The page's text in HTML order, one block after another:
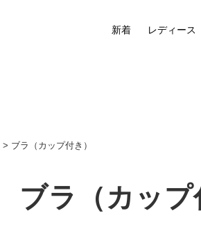
新着 レディース
> ブラ（カップ付き）
ブラ（カップ